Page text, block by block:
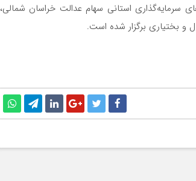
سرمایه‌گذاری استانی سهام عدالت خراسان شمالی،
و بختیاری برگزار شده است.